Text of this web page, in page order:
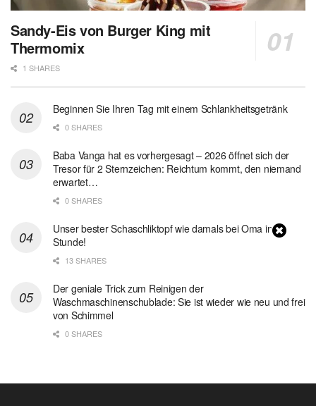
Sandy-Eis von Burger King mit
Thermomix
1 SHARES
Beginnen Sie Ihren Tag mit einem Schlankheitsgetränk
0 SHARES
Baba Vanga hat es vorhergesagt – 2026 öffnet sich der
Tresor für 2 Sternzeichen: Reichtum kommt, den niemand
erwartet…
0 SHARES
Unser bester Schaschliktopf wie damals bei Oma in 1
Stunde!
13 SHARES
Der geniale Trick zum Reinigen der
Waschmaschinenschublade: Sie ist wieder wie neu und frei
von Schimmel
0 SHARES